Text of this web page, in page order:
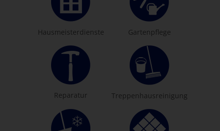
Hausmeisterdienste Gartenpflege
Reparatur Treppenhausreinigung